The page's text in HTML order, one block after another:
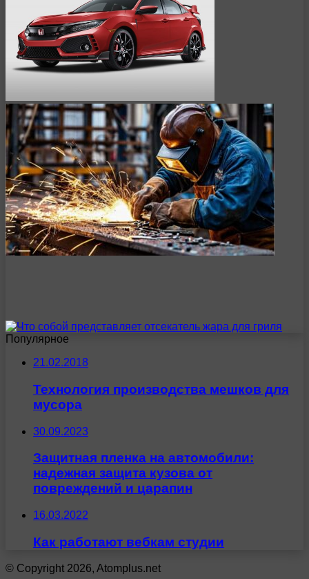
Популярное
21.02.2018
Технология производства мешков для
мусора
30.09.2023
Защитная пленка на автомобили:
надежная защита кузова от
повреждений и царапин
16.03.2022
Как работают вебкам студии
© Copyright 2026, Atomplus.net